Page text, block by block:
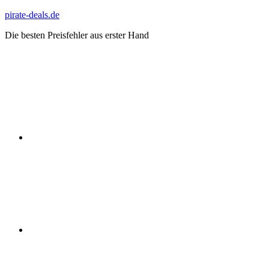
Zum
springen
pirate-deals.de
Die besten Preisfehler aus erster Hand